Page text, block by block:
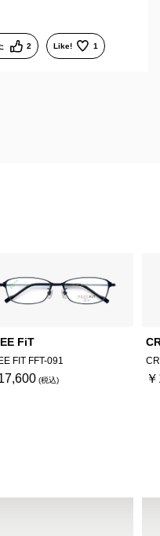
2 Like! 1
FiT
FIT FFT-091